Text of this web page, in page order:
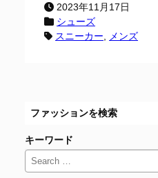
2023年11月17日
シューズ
スニーカー
メンズ
ファッションを検索
キーワード